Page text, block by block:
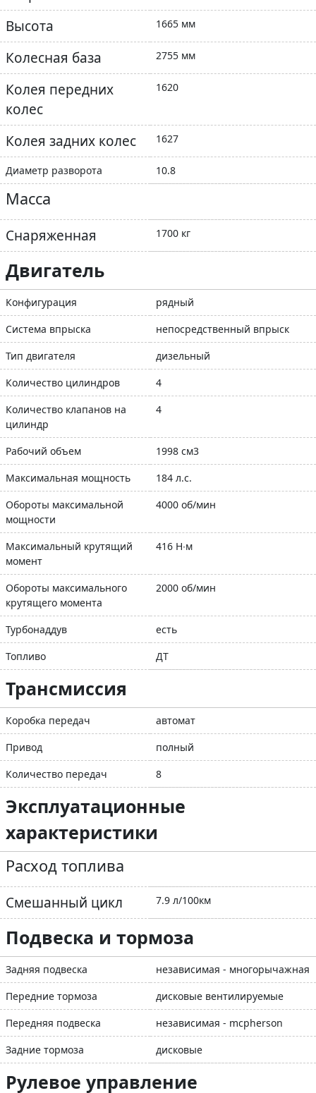
Высота 1665 мм
Колесная база 2755 мм
Колея передних
колес
1620
Колея задних колес 1627
Диаметр разворота 10.8
Масса
Снаряженная 1700 кг
Двигатель
Конфигурация
рядный
Система впрыска
непосредственный впрыск
Тип двигателя
дизельный
Количество цилиндров
4
Количество клапанов на
цилиндр
4
Рабочий объем
1998 см3
Максимальная мощность
184 л.с.
Обороты максимальной
мощности
4000 об/мин
Максимальный крутящий
момент
416 Н∙м
Обороты максимального
крутящего момента
2000 об/мин
Турбонаддув
есть
Топливо
ДТ
Трансмиссия
Коробка передач
автомат
Привод
полный
Количество передач
8
Эксплуатационные
характеристики
Расход топлива
Смешанный цикл 7.9 л/100км
Подвеска и тормоза
Задняя подвеска
независимая - многорычажная
Передние тормоза
дисковые вентилируемые
Передняя подвеска
независимая - mcpherson
Задние тормоза
дисковые
Рулевое управление